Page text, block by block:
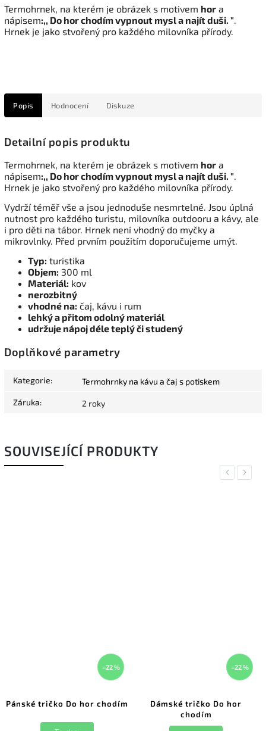
Termohrnek, na kterém je obrázek s motivem hor a
nápisem:,, Do hor chodím vypnout mysl a najít duši. ".
Hrnek je jako stvořený pro každého milovníka přírody.
Popis Hodnocení Diskuze
Detailní popis produktu
Termohrnek, na kterém je obrázek s motivem hor a
nápisem:,, Do hor chodím vypnout mysl a najít duši. ".
Hrnek je jako stvořený pro každého milovníka přírody.
Vydrží téměř vše a jsou jednoduše nesmrtelné. Jsou úplná
nutnost pro každého turistu, milovníka outdooru a kávy, ale
i pro děti na tábor. Hrnek není vhodný do myčky a
mikrovlnky. Před prvním použitím doporučujeme umýt.
Typ: turistika
Objem: 300 ml
Materiál: kov
nerozbitný
vhodné na: čaj, kávu i rum
lehký a přitom odolný materiál
udržuje nápoj déle teplý či studený
Doplňkové parametry
Kategorie: Termohrnky na kávu a čaj s potiskem
Záruka: 2 roky
SOUVISEJÍCÍ PRODUKTY
Previous
–22 %
Pánské tričko Do hor chodím
–22 %
Dámské tričko Do hor
chodím
Next